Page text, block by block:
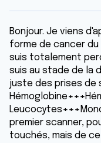
Bonjour. Je viens
forme de cancer du
suis totalement
suis au stade de la
juste des prises de
premier scanner,
touchés, mais de